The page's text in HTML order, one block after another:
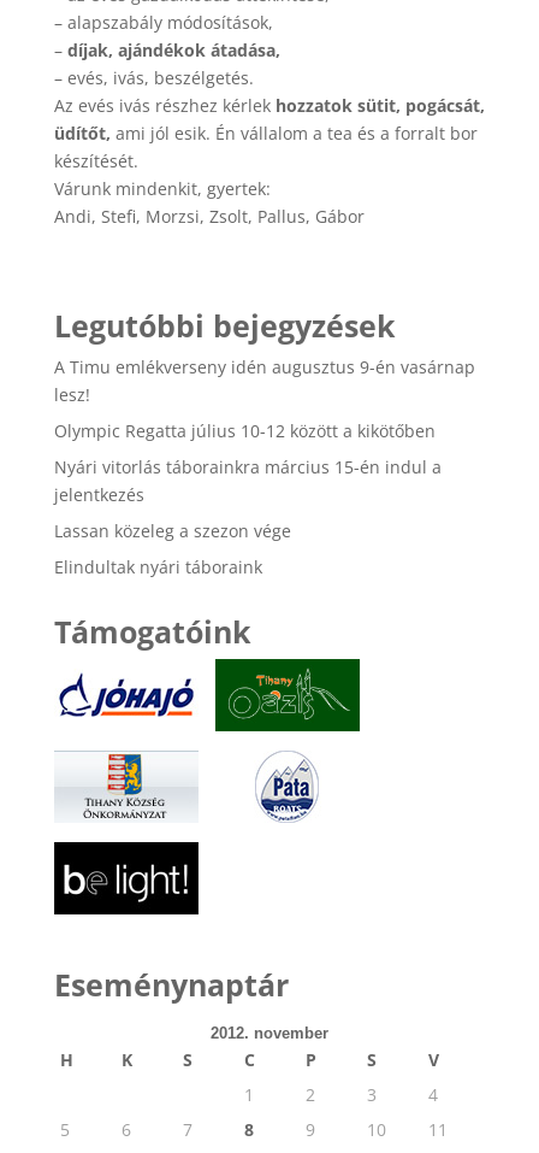
– alapszabály módosítások,
– díjak, ajándékok átadása,
– evés, ivás, beszélgetés.
Az evés ivás részhez kérlek hozzatok sütit, pogácsát,
üdítőt, ami jól esik. Én vállalom a tea és a forralt bor
készítését.
Várunk mindenkit, gyertek:
Andi, Stefi, Morzsi, Zsolt, Pallus, Gábor
Legutóbbi bejegyzések
A Timu emlékverseny idén augusztus 9-én vasárnap
lesz!
Olympic Regatta július 10-12 között a kikötőben
Nyári vitorlás táborainkra március 15-én indul a
jelentkezés
Lassan közeleg a szezon vége
Elindultak nyári táboraink
Támogatóink
Eseménynaptár
2012. november
H K S C P S
V
1
2 3
4
5
6 7 8 9 10
11